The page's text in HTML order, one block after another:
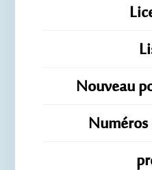
Nouveau
Numéros